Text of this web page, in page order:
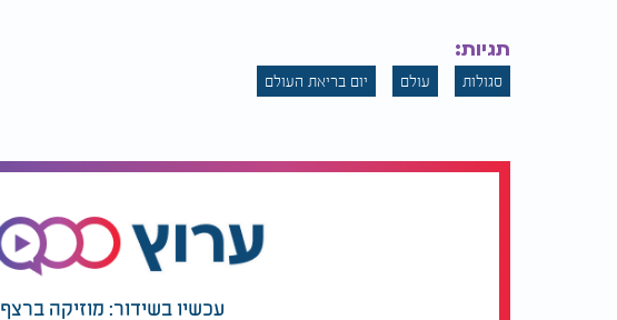
תגיות:
סגולות עולם יום בריאת העולם
עכשיו בשידור: מוזיקה ברצף